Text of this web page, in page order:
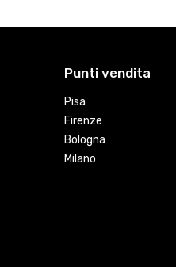
Punti vendita
Pisa
Firenze
Bologna
Milano